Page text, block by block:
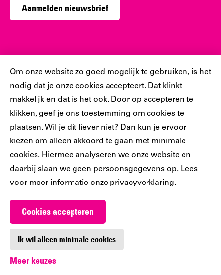
Cookiebar
Om onze website zo goed mogelijk te gebruiken, is het
nodig dat je onze cookies accepteert. Dat klinkt
makkelijk en dat is het ook. Door op accepteren te
klikken, geef je ons toestemming om cookies te
plaatsen. Wil je dit liever niet? Dan kun je ervoor
kiezen om alleen akkoord te gaan met minimale
cookies. Hiermee analyseren we onze website en
daarbij slaan we geen persoonsgegevens op. Lees
voor meer informatie onze privacyverklaring.
Cookies accepteren
Ik wil alleen minimale cookies
Meer keuzes
Aanmelden nieuwsbrief
Sociaal
Volg jij ons al?
Ons
account
Ons
account
Ons
Instagram
account
Ons
account
Ons
account
Werken bij De Nieuwe Bibliotheek
Digitoegankelijkheid